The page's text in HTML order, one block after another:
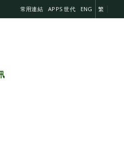
常用連結 APPS 世代 ENG 繁